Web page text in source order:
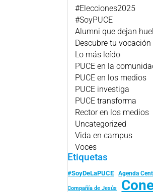
#Elecciones2025
#SoyPUCE
Alumni que dejan
Descubre tu vocación
Lo más leído
PUCE en la
PUCE en los medios
PUCE investiga
PUCE transforma
Rector en los medios
Uncategorized
Vida en campus
Voces
Etiquetas
#SoyDeLaPUCE Agenda
Compañía de Jesús